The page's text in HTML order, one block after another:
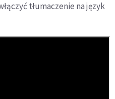
tłumaczenie na język